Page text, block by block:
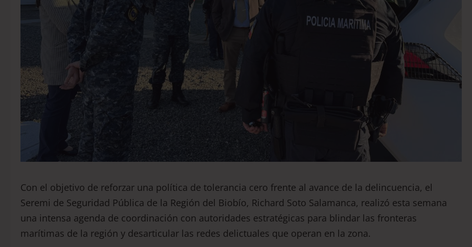
Con el objetivo de reforzar una política de tolerancia cero frente al avance de la delincuencia, el
Seremi de Seguridad Pública de la Región del Biobío, Richard Soto Salamanca, realizó esta semana
una intensa agenda de coordinación con autoridades estratégicas para blindar las fronteras
marítimas de la región y desarticular las redes delictuales que operan en la zona.